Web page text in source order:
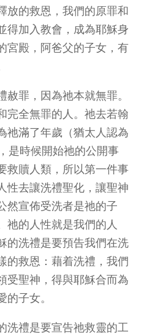
放的救恩，我們的原罪和
得加入教會，成為耶穌身
宮殿，阿爸父的子女，有
罪，因為祂本就無罪。
完全無罪的人。祂去若翰
祂滿了年歲（猶太人認為
是時候開始祂的公開事
救贖人類，所以第一件事
性去讓洗禮聖化，讓聖神
然宣佈受洗者是祂的子
祂的人性就是我們的人
的洗禮是要預告我們在洗
的救恩：藉着洗禮，我們
受聖神，得與耶穌合而為
子女。
洗禮是要宣告祂救靈的工